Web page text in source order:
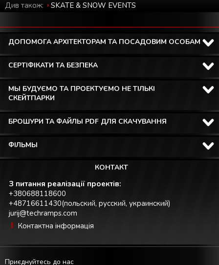
Див також: SKATE & SNOW EVENTS
ДОПОМОГА АРХІТЕКТОРАМ ТА ПОСАДОВИМ ОСОБАМ
СЕРТІФІКАТИ ТА БЕЗПЕКА
МЫ БУДУЄМО ТА ПРОЕКТУЄМО НЕ ТІЛЬКІ
СКЕЙТПАРКИ
БРОШУРИ ТА ФАЙЛЫ PDF ДЛЯ СКАЧУВАННЯ
ФІЛЬМЫ
КОНТАКТ
З питання реалізації проектів:
+380688118600
+48716611430(польский, русский, украинский)
jurij@techramps.com
Контактна інформація
Приєднуйтесь до нас